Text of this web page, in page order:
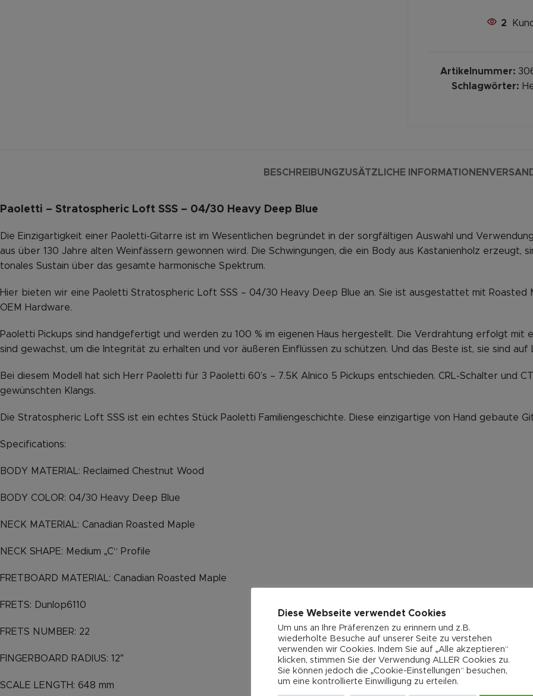
2
Artikelnummer:
Schlagwörter:
BESCHREIBUNGZUSÄTZLICHE INFORMATIONEN
Paoletti – Stratospheric Loft SSS – 04/30 Heavy Deep Blue
Die Einzigartigkeit einer Paoletti-Gitarre ist im Wesentlichen begründet in der sorgfältigen Auswahl und
aus über 130 Jahre alten Weinfässern gewonnen wird. Die Schwingungen, die ein Body aus Kastanienholz erzeugt,
tonales Sustain über das gesamte harmonische Spektrum.
Hier bieten wir eine Paoletti Stratospheric Loft SSS – 04/30 Heavy Deep Blue an. Sie ist ausgestattet mit
OEM Hardware.
Paoletti Pickups sind handgefertigt und werden zu 100 % im eigenen Haus hergestellt. Die Verdrahtung erfolgt mit
sind gewachst, um die Integrität zu erhalten und vor äußeren Einflüssen zu schützen. Und das Beste ist, sie sind auf
Bei diesem Modell hat sich Herr Paoletti für 3 Paoletti 60’s – 7.5K Alnico 5 Pickups entschieden. CRL-Schalter und
gewünschten Klangs.
Die Stratospheric Loft SSS ist ein echtes Stück Paoletti Familiengeschichte. Diese einzigartige von Hand gebaute
Specifications:
BODY MATERIAL: Reclaimed Chestnut Wood
BODY COLOR: 04/30 Heavy Deep Blue
NECK MATERIAL: Canadian Roasted Maple
NECK SHAPE: Medium „C“ Profile
FRETBOARD MATERIAL: Canadian Roasted Maple
FRETS: Dunlop6110
FRETS NUMBER: 22
FINGERBOARD RADIUS: 12″
SCALE LENGTH: 648 mm
Diese Webseite verwendet Cookies
Um uns an Ihre Präferenzen zu erinnern und z.B.
wiederholte Besuche auf unserer Seite zu verstehen
verwenden wir Cookies. Indem Sie auf „Alle akzeptieren“
klicken, stimmen Sie der Verwendung ALLER Cookies zu.
Sie können jedoch die „Cookie-Einstellungen“ besuchen,
um eine kontrollierte Einwilligung zu erteilen.